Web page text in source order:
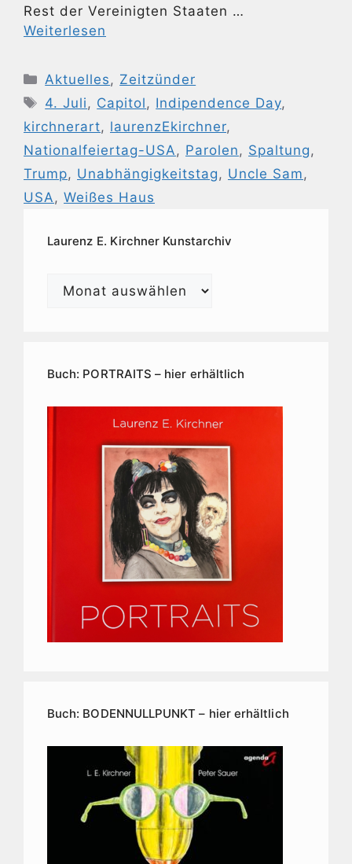
Rest der Vereinigten Staaten …
Weiterlesen
Kategorien
Aktuelles , Zeitzünder
Schlagwörter
4. Juli , Capitol , Indipendence Day,
kirchnerart, laurenzEkirchner,
Nationalfeiertag-USA , Parolen , Spaltung ,
Trump, Unabhängigkeitstag , Uncle Sam ,
USA , Weißes Haus
Laurenz E. Kirchner Kunstarchiv
Laurenz
Buch: PORTRAITS – hier erhältlich
Buch: BODENNULLPUNKT – hier erhältlich